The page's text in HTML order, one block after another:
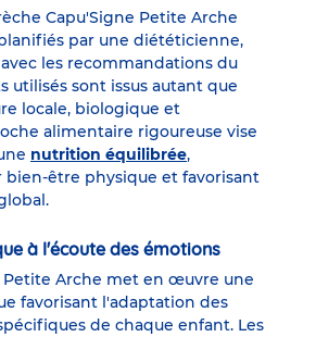
Capu'Signe Petite Arche
par une diététicienne,
les recommandations du
utilisés sont issus autant que
locale, biologique et
alimentaire rigoureuse vise
nutrition équilibrée,
bien-être physique et favorisant
à l'écoute des émotions
Petite Arche met en œuvre une
favorisant l'adaptation des
de chaque enfant. Les